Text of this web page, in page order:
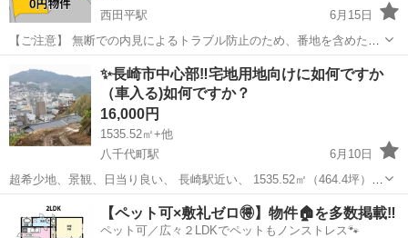
西田平駅
6月15日
【ご注意】 無断での内見によるトラブル防止のため、番地を含めた所
在地はジモティー上でご案内しておりませんので、予めご了承くださ
い。 また、見学・申込の受付は、弊社サービス「アキソル」にて行っ
ております。 【物件概要...
西田平駅 土地販売/土地売買 物件
✨長崎市中心部‼️宅地用地向けに如何ですか
（車入る)如何ですか？
16,000円
1535.52㎡+他
八千代町駅
6月10日
超希少地、景観、日当り良い、 長崎駅近い、 1535.52㎡（464.4坪）
+他、応談可 地目：宅地、雑種地、農地、他（坪=15,000〜 切り売り
不可、 宝町電停まで徒歩五分、 代理投稿により回答に時間要しま...
八千代町駅 土地販売/土地売買
【ペット可×敷礼ゼロ🉐】物件🏠を多数掲載‼️
ペット可／広々２LDKでペットもノンストレス🐾